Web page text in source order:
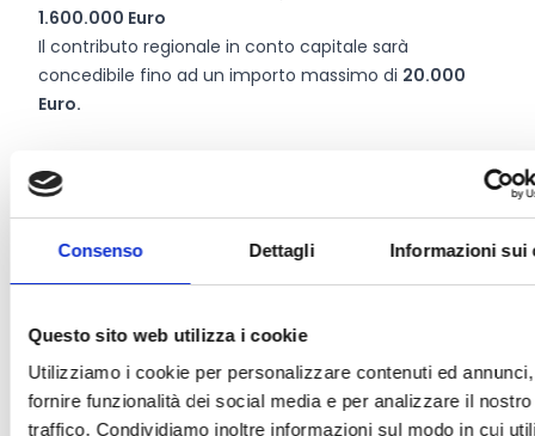
Consenso Dettagli Informazioni sui
Questo sito web utilizza i cookie
Utilizziamo i cookie per personalizzare contenuti ed
fornire funzionalità dei social media e per analizzare il nostro
traffico. Condividiamo inoltre informazioni sul modo in cui
1.600.000 Euro
Il contributo regionale in conto capitale sarà
concedibile fino ad un importo massimo di 20.000
Euro.
Link e Documenti
Pagina web per formulari e documenti
ufficiale del bando per gli aggiornamenti e le